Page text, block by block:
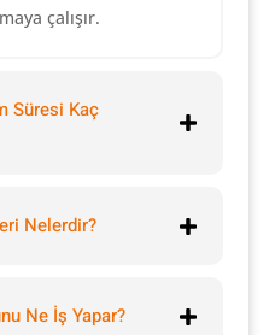
çalışır.
Süresi Kaç
Nelerdir?
Ne İş Yapar?